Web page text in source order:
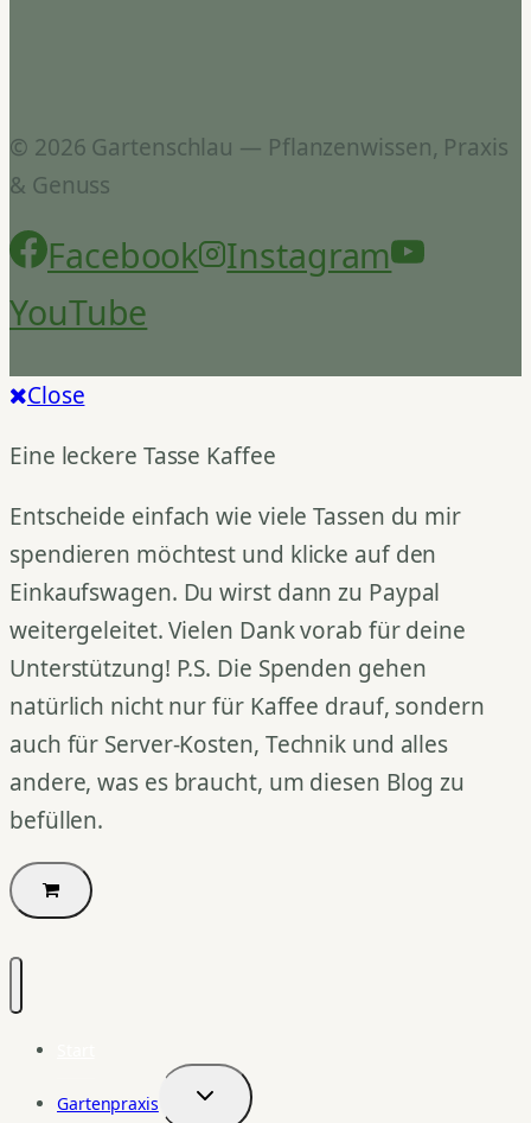
© 2026 Gartenschlau — Pflanzenwissen, Praxis
& Genuss
Facebook
Instagram
YouTube
Close
Eine leckere Tasse Kaffee
Entscheide einfach wie viele Tassen du mir
spendieren möchtest und klicke auf den
Einkaufswagen. Du wirst dann zu Paypal
weitergeleitet. Vielen Dank vorab für deine
Unterstützung! P.S. Die Spenden gehen
natürlich nicht nur für Kaffee drauf, sondern
auch für Server-Kosten, Technik und alles
andere, was es braucht, um diesen Blog zu
befüllen.
Gartenpraxis
Untermenü